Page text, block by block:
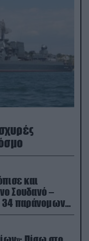
και
Σουδανό –
34 παράνομων